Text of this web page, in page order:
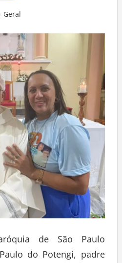
Geral
de São Paulo
do Potengi, padre